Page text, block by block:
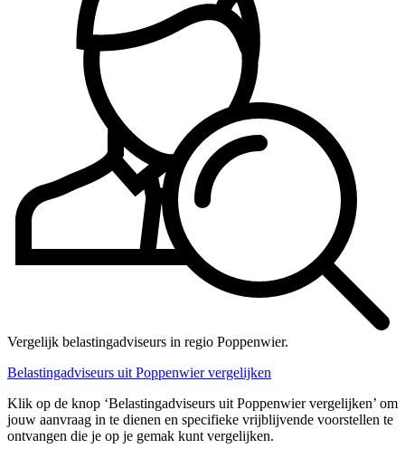
Vergelijk belastingadviseurs in regio Poppenwier.
Belastingadviseurs uit Poppenwier vergelijken
Klik op de knop ‘Belastingadviseurs uit Poppenwier vergelijken’ om
jouw aanvraag in te dienen en specifieke vrijblijvende voorstellen te
ontvangen die je op je gemak kunt vergelijken.